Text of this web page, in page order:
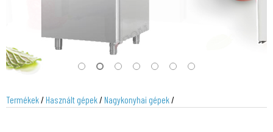
Termékek/Használt gépek/Nagykonyhai gépek/